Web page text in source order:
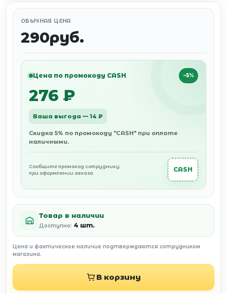
ОБЫЧНАЯ ЦЕНА
290руб.
Цена по промокоду CASH −5%
276 ₽
Ваша выгода — 14 ₽
Скидка 5% по промокоду "CASH" при оплате
наличными.
Сообщите промокод сотруднику
при оформлении заказа
CASH
Товар в наличии
Доступно: 4 шт.
Цена и фактическое наличие подтверждаются сотрудником
магазина.
В корзину